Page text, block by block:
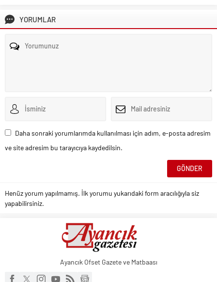
YORUMLAR
Daha sonraki yorumlarımda kullanılması için adım, e-posta adresim
ve site adresim bu tarayıcıya kaydedilsin.
Henüz yorum yapılmamış. İlk yorumu yukarıdaki form aracılığıyla siz
yapabilirsiniz.
Ayancık Ofset Gazete ve Matbaası